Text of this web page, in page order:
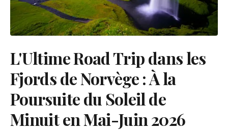
L'Ultime Road Trip dans les
Fjords de Norvège : À la
Poursuite du Soleil de
Minuit en Mai-Juin 2026